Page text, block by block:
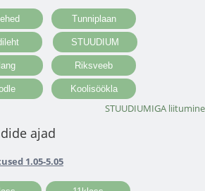
STUUDIUMIGA liitumine
ajad
1.05-5.05